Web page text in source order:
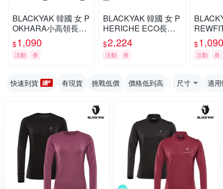
BLACKYAK 韓國 女 P
OKHARA小高領長袖
上衣[黑色/玫瑰粉] 抑
菌機能 吸濕排汗 底層
衣IU代言BYCB2WC7
$1,090
活動 券
BLACKYAK 韓國 女 P
HERICHE ECO長袖
半開襟[三色可選]韓國
T恤 抗菌抗臭 透氣 IU
代言 BYDB1WC904
$2,224
活動 券
[酪梨
抑菌機
代言
$1,090
活動 券
快速到貨 有現貨 挑戰低價 價格低到高 尺寸 適